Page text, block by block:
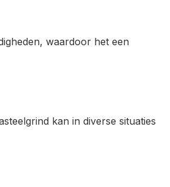
waardoor het een
kan in diverse situaties